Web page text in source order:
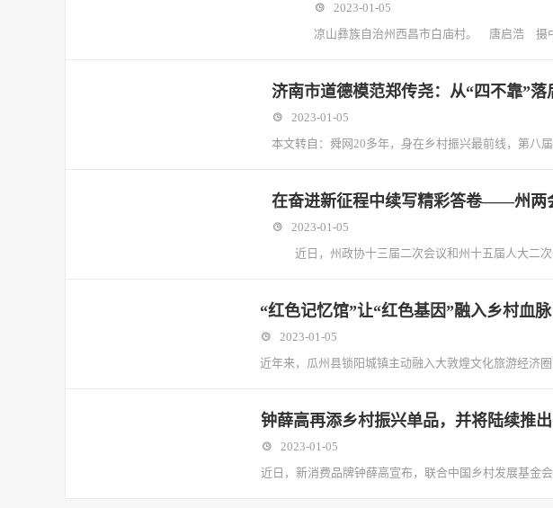
2023-01-05
凉山彝族自治州西昌市白庙村。 唐启浩 摄
济南市道德模范郑传尧：从“四不靠”
2023-01-05
本文转自：舜网20多年，身在乡村振兴最前线，第八
在奋进新征程中续写精彩答卷——州两
2023-01-05
近日，州政协十三届二次会议和州十五届人大二次
“红色记忆馆”让“红色基因”融入乡村血脉
2023-01-05
近年来，瓜州县锁阳城镇主动融入大敦煌文化旅游经济
钟薛高再添乡村振兴单品，并将陆续推
2023-01-05
近日，新消费品牌钟薛高宣布，联合中国乡村发展基金